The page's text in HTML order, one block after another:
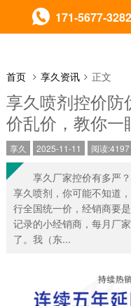
首页 享久资讯 正文
享久喷剂控价防
价乱价，教你一
享久 2025-11-11 阅读
享久厂家控价有多严
享久喷剂，你可能不知道
行全国统一价，经销商要
记录的小经销商，每月厂
了。我（东...
171-5677-3282